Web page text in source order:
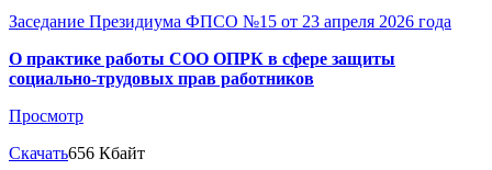
Заседание Президиума ФПСО №15 от 23 апреля 2026 года
О практике работы СОО ОПРК в сфере защиты
социально-трудовых прав работников
Просмотр
Скачать656 Кбайт